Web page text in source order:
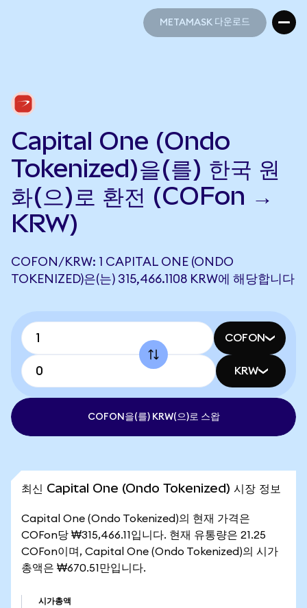
METAMASK 다운로드
Capital One (Ondo
Tokenized)을(를) 한국 원
화(으)로 환전 (COFon →
KRW)
COFON/KRW: 1 CAPITAL ONE (ONDO
TOKENIZED)은(는) 315,466.1108 KRW에 해당합니다
COFON
KRW
COFON을(를) KRW(으)로 스왑
최신 Capital One (Ondo Tokenized) 시장 정보
Capital One (Ondo Tokenized)의 현재 가격은
COFon당 ₩315,466.11입니다. 현재 유통량은 21.25
COFon이며, Capital One (Ondo Tokenized)의 시가
총액은 ₩670.51만입니다.
시가총액